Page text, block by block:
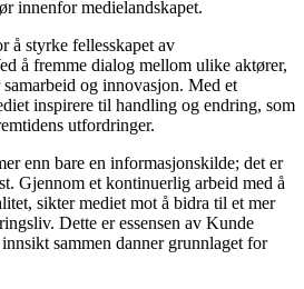
innenfor medielandskapet.
å styrke fellesskapet av
å fremme dialog mellom ulike aktører,
og innovasjon. Med et
inspirere til handling og endring, som
utfordringer.
enn bare en informasjonskilde; det er
Gjennom et kontinuerlig arbeid med å
sikter mediet mot å bidra til et mer
Dette er essensen av Kunde
sammen danner grunnlaget for